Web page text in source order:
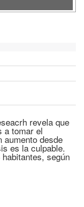
revela que
a tomar el
aumento desde
es la culpable.
según